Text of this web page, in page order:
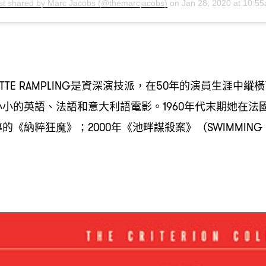
shared by Marc Jacobs (@themarcjacobs) on Jan 28, 2020 at 10:55am
RAMPLING是資深演技派 ， 在50年的演員生涯中縱
的英語、法語和意大利語電影。 1960年代末期她在法
《納粹狂魔》
；2000年《池畔謀殺案》 （